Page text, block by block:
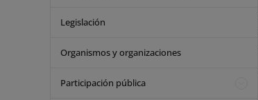
Legislación
Organismos y organizaciones
Participación pública